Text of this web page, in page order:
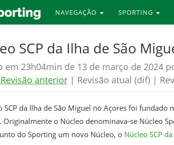
NAVEGAÇÃO SPORTING
SCP da Ilha de São
em 23h04min de 13 de março de 2024
anterior| Revisão atual (dif) |
SCP da Ilha de São Miguel no Açores foi
. Originalmente o Núcleo denominava-se Núcleo
do Sporting um novo Núcleo, o Núcleo SCP